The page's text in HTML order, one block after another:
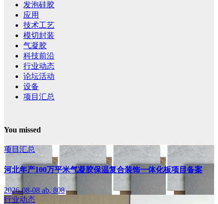
发泡硅胶
应用
技术工艺
模切封装
气凝胶
科技前沿
行业动态
论坛活动
设备
项目汇总
You missed
项目汇总
河北年产100万平米气凝胶保温复合装饰一体化板项目备案
2026-08-08ab, 808
行业动态